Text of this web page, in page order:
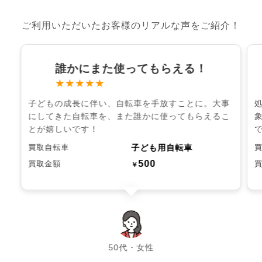
ご利用いただいたお客様のリアルな声をご紹介！
誰かにまた使ってもらえる！
★★★★★
子どもの成長に伴い、自転車を手放すことに。大事
にしてきた自転車を、また誰かに使ってもらえるこ
とが嬉しいです！
買取自転車 子ども用自転車
買取金額 ￥500
50代・女性
chevron_left chevron_right